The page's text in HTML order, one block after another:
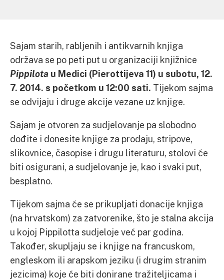
Sajam starih, rabljenih i antikvarnih knjiga
održava se po peti put u organizaciji knjižnice
Pippilota u Medici (Pierottijeva 11) u subotu, 12.
7. 2014. s početkom u 12:00 sati. Tijekom sajma
se odvijaju i druge akcije vezane uz knjige.
Sajam je otvoren za sudjelovanje pa slobodno
dođite i donesite knjige za prodaju, stripove,
slikovnice, časopise i drugu literaturu, stolovi će
biti osigurani, a sudjelovanje je, kao i svaki put,
besplatno.
Tijekom sajma će se prikupljati donacije knjiga
(na hrvatskom) za zatvorenike, što je stalna akcija
u kojoj Pippilotta sudjeloje već par godina.
Također, skupljaju se i knjige na francuskom,
engleskom ili arapskom jeziku (i drugim stranim
jezicima) koje će biti donirane tražiteljicama i